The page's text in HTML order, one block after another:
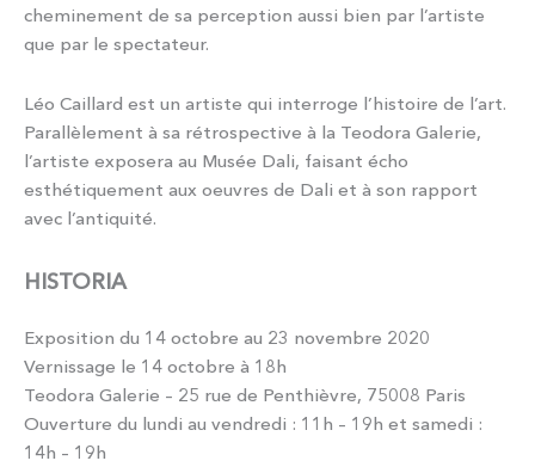
cheminement de sa perception aussi bien par l’artiste
que par le spectateur.
Léo Caillard est un artiste qui interroge l’histoire de l’art.
Parallèlement à sa rétrospective à la Teodora Galerie,
l’artiste exposera au Musée Dali, faisant écho
esthétiquement aux oeuvres de Dali et à son rapport
avec l’antiquité.
HISTORIA
Exposition du 14 octobre au 23 novembre 2020
Vernissage le 14 octobre à 18h
Teodora Galerie – 25 rue de Penthièvre, 75008 Paris
Ouverture du lundi au vendredi : 11h – 19h et samedi :
14h – 19h